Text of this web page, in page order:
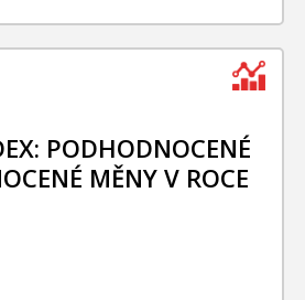
PODHODNOCENÉ
MĚNY V ROCE